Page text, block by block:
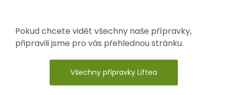
Pokud chcete vidět všechny naše přípravky,
připravili jsme pro vás přehlednou stránku.
Všechny přípravky Liftea